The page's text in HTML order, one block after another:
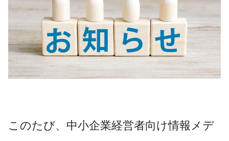
このたび、中小企業経営者向け情報メデ